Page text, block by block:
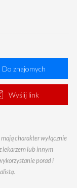
Do znajomych
Wyślij link
charakter wyłącznie
lekarzem lub innym
porad i